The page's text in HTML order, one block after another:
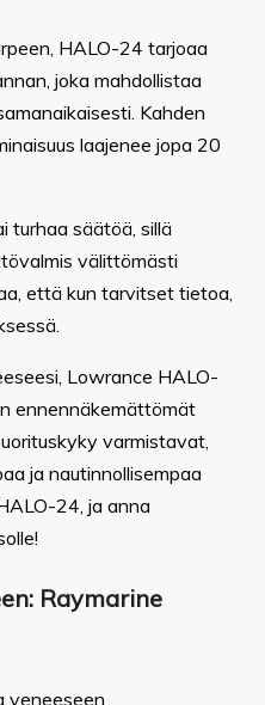
HALO-24 tarjoaa
joka mahdollistaa
Kahden
laajenee jopa 20
turhaa säätöä, sillä
välittömästi
että kun tarvitset tietoa,
Lowrance HALO-
ennennäkemättömät
varmistavat,
ja nautinnollisempaa
24, ja anna
Raymarine